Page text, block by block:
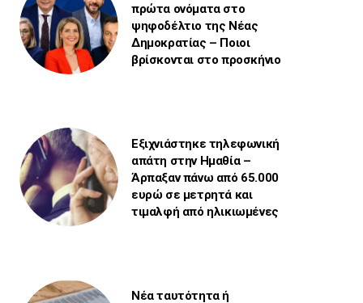
πρώτα ονόματα στο
ψηφοδέλτιο της Νέας
Δημοκρατίας – Ποιοι
βρίσκονται στο προσκήνιο
Εξιχνιάστηκε τηλεφωνική
απάτη στην Ημαθία –
Άρπαξαν πάνω από 65.000
ευρώ σε μετρητά και
τιμαλφή από ηλικιωμένες
Νέα ταυτότητα ή